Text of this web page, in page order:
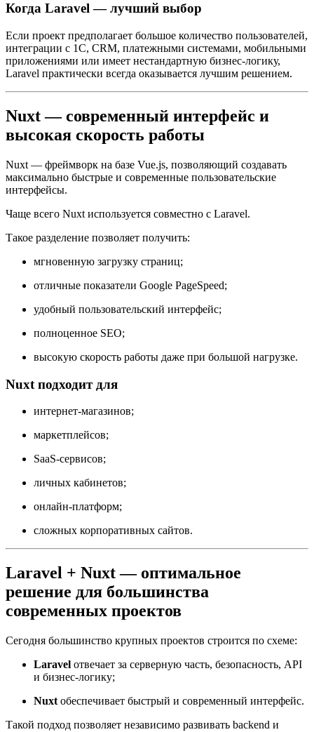
Когда Laravel — лучший выбор
Если проект предполагает большое количество пользователей,
интеграции с 1С, CRM, платежными системами, мобильными
приложениями или имеет нестандартную бизнес-логику,
Laravel практически всегда оказывается лучшим решением.
Nuxt — современный интерфейс и
высокая скорость работы
Nuxt — фреймворк на базе Vue.js, позволяющий создавать
максимально быстрые и современные пользовательские
интерфейсы.
Чаще всего Nuxt используется совместно с Laravel.
Такое разделение позволяет получить:
мгновенную загрузку страниц;
отличные показатели Google PageSpeed;
удобный пользовательский интерфейс;
полноценное SEO;
высокую скорость работы даже при большой нагрузке.
Nuxt подходит для
интернет-магазинов;
маркетплейсов;
SaaS-сервисов;
личных кабинетов;
онлайн-платформ;
сложных корпоративных сайтов.
Laravel + Nuxt — оптимальное
решение для большинства
современных проектов
Сегодня большинство крупных проектов строится по схеме:
Laravel отвечает за серверную часть, безопасность, API
и бизнес-логику;
Nuxt обеспечивает быстрый и современный интерфейс.
Такой подход позволяет независимо развивать backend и